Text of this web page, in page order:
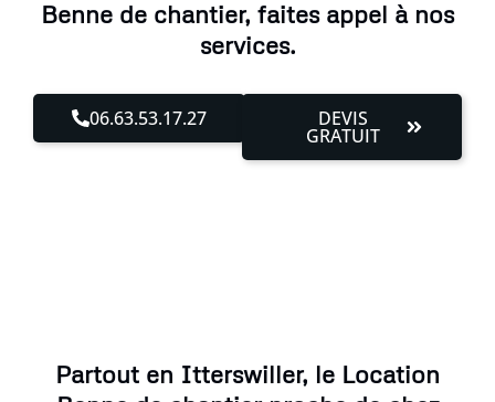
Benne de chantier, faites appel à nos
services.
06.63.53.17.27 DEVIS
GRATUIT
Partout en Itterswiller, le Location